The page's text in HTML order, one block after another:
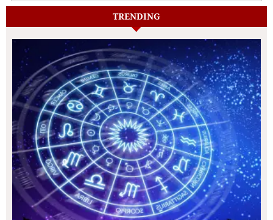
TRENDING